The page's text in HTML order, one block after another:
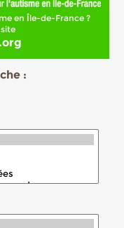
en Île-de-France ?
: